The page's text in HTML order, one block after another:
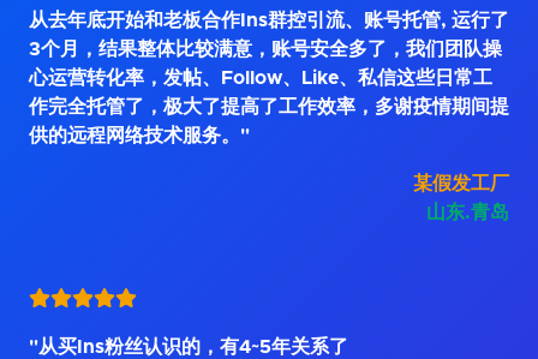
从去年底开始和老板合作Ins群控引流、账号托管, 运行了
3个月，结果整体比较满意，账号安全多了，我们团队操
心运营转化率，发帖、Follow、Like、私信这些日常工
作完全托管了，极大了提高了工作效率，多谢疫情期间提
供的远程网络技术服务。"
某假发工厂
山东.青岛
"从买Ins粉丝认识的，有4~5年关系了